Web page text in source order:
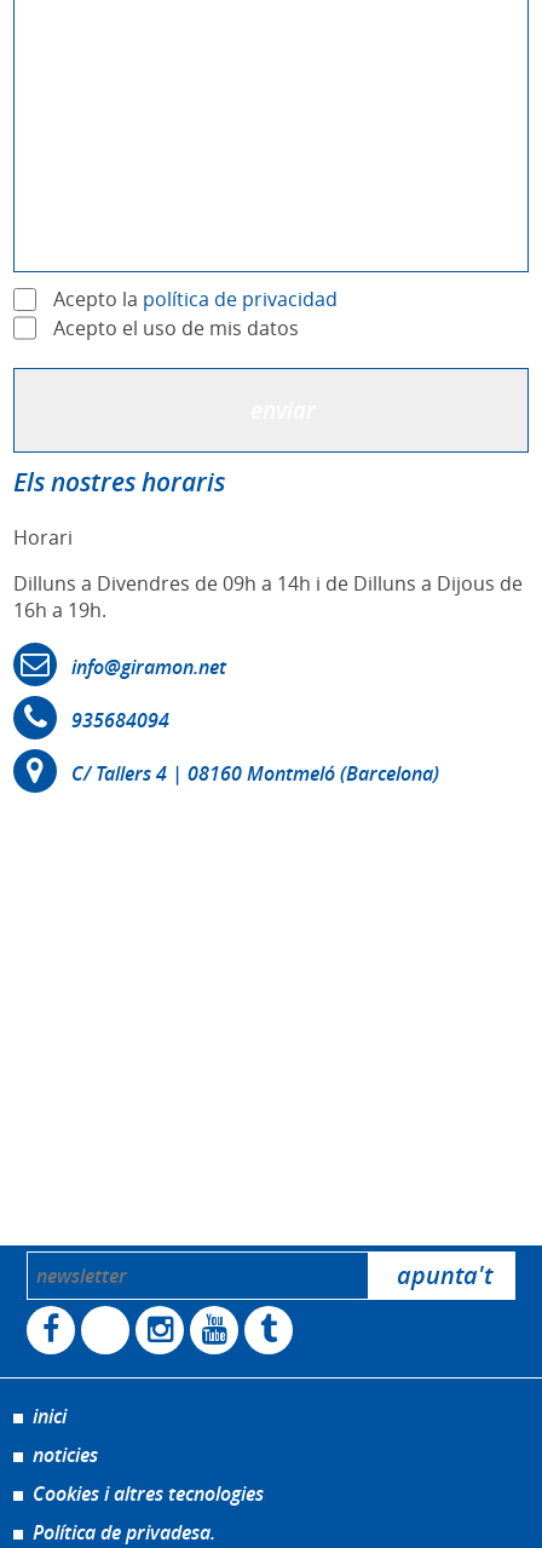
Acepto la política de privacidad
Acepto el uso de mis datos
Els nostres horaris
Horari
Dilluns a Divendres de 09h a 14h i de Dilluns a Dijous de
16h a 19h.
info@giramon.net
935684094
C/ Tallers 4 | 08160 Montmeló (Barcelona)
inici
noticies
Cookies i altres tecnologies
Política de privadesa.